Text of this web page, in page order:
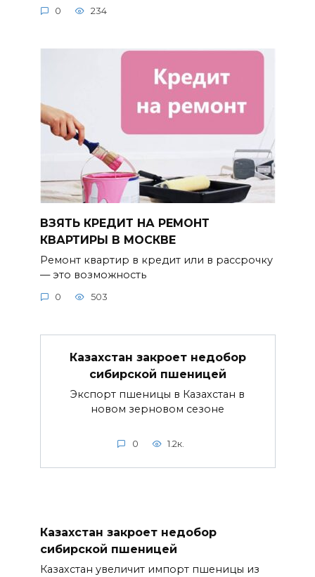
0 234
ВЗЯТЬ КРЕДИТ НА РЕМОНТ
КВАРТИРЫ В МОСКВЕ
Ремонт квартир в кредит или в рассрочку
— это возможность
0 503
Казахстан закроет недобор
сибирской пшеницей
Экспорт пшеницы в Казахстан в
новом зерновом сезоне
0 1.2к.
Казахстан закроет недобор
сибирской пшеницей
Казахстан увеличит импорт пшеницы из